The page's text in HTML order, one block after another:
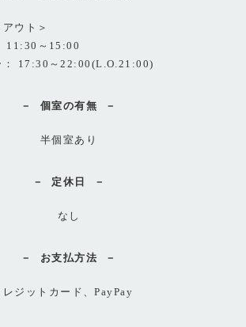
ウト＞
11:30～15:00
： 17:30～22:00(L.O.21:00)
個室の有無
半個室あり
定休日
なし
お支払方法
レジットカード、PayPay